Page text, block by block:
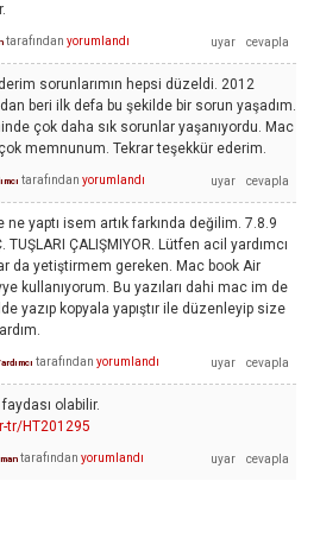
tarafından yorumlandı
sorunlarımın hepsi düzeldi. 2012
beri ilk defa bu şekilde bir sorun yaşadım.
çok daha sık sorunlar yaşanıyordu. Mac
memnunum. Tekrar teşekkür ederim.
tarafından yorumlandı
yaptı isem artık farkında değilim. 7.8.9
TUŞLARI ÇALIŞMIYOR. Lütfen acil yardımcı
da yetiştirmem gereken. Mac book Air
kullanıyorum. Bu yazıları dahi mac im de
yazıp kopyala yapıştır ile düzenleyip size
tarafından yorumlandı
olabilir.
tr/HT201295
tarafından yorumlandı